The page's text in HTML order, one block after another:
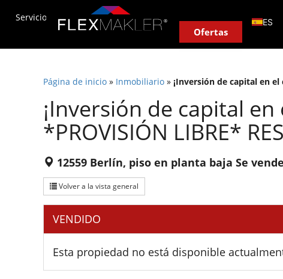
Ofertas
ES
EN
PL
PT
Servicio Agente inmobiliario in situ Nuestro sistema
Página de inicio » Inmobiliario » ¡Inversión de capital en el
¡Inversión de capital
*PROVISIÓN LIBRE*
12559 Berlín, piso en planta baja Se vende
Volver a la vista general
VENDIDO
Esta propiedad no está disponible